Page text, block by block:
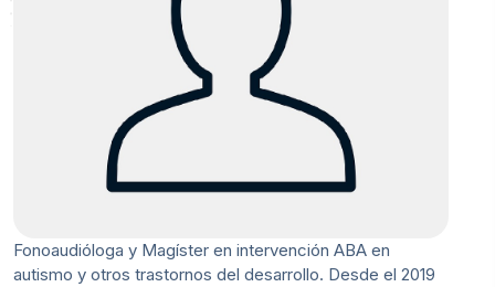
Fonoaudióloga y Magíster en intervención ABA en
autismo y otros trastornos del desarrollo. Desde el 2019